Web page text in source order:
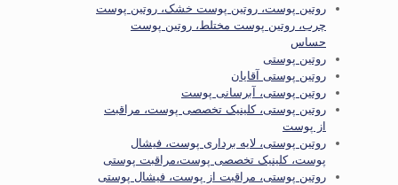
روتین پوست، روتین پوست خشک، روتین پوست
چرب، روتین پوست مختلط، روتین پوست
حساس
روتین پوستی
روتین پوستی آقایان
روتین پوستی، آبرسانی پوست
روتین پوستی، کلینیک تخصصی پوست، مراقبت
از پوست
روتین پوستی، لایه برداری پوست، فیشال
پوست، کلینیک تخصصی پوست،مراقبت پوستی
روتین پوستی، مراقبت از پوست، فیشال پوستی